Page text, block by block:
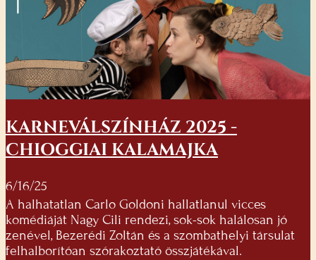
KARNEVÁLSZÍNHÁZ 2025 -
CHIOGGIAI KALAMAJKA
6/16/25
A halhatatlan Carlo Goldoni hallatlanul vicces
komédiáját Nagy Cili rendezi, sok-sok halálosan jó
zenével, Bezerédi Zoltán és a szombathelyi társulat
felhalborítóan szórakoztató összjátékával.